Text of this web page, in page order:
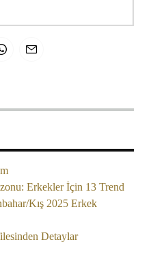
Erkekler İçin 13 Trend
Kış 2025 Erkek
Detaylar